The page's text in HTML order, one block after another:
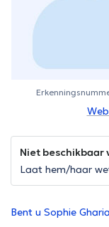
Niet beschikbaar
Laat hem/haar
Bent u Sophie